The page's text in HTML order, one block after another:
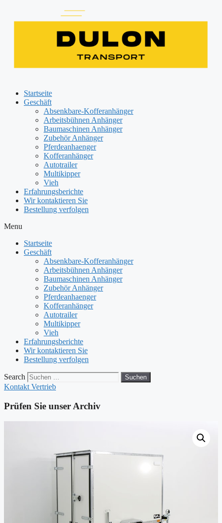
Startseite
Geschäft
Absenkbare-Kofferanhänger
Arbeitsbühnen Anhänger
Baumaschinen Anhänger
Zubehör Anhänger
Pferdeanhaenger
Kofferanhänger
Autotrailer
Multikipper
Vieh
Erfahrungsberichte
Wir kontaktieren Sie
Bestellung verfolgen
Menu
Startseite
Geschäft
Absenkbare-Kofferanhänger
Arbeitsbühnen Anhänger
Baumaschinen Anhänger
Zubehör Anhänger
Pferdeanhaenger
Kofferanhänger
Autotrailer
Multikipper
Vieh
Erfahrungsberichte
Wir kontaktieren Sie
Bestellung verfolgen
Search Suchen
Kontakt Vertrieb
Prüfen Sie unser Archiv